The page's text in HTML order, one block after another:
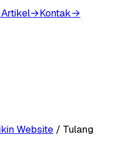
Artikel→Kontak→
Website / Tulang